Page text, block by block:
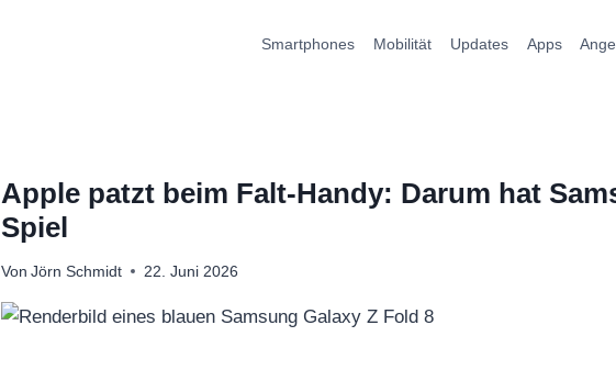
Smartphones Mobilität Updates Apps
Apple patzt beim Falt-Handy: Darum hat
Spiel
Von Jörn Schmidt 22. Juni 2026